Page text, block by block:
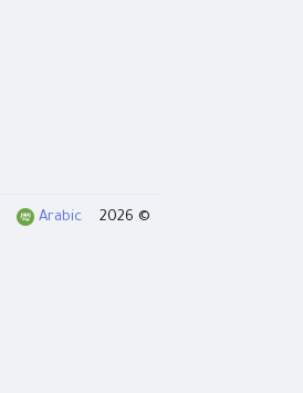
© 2026 Castocus
Arabic